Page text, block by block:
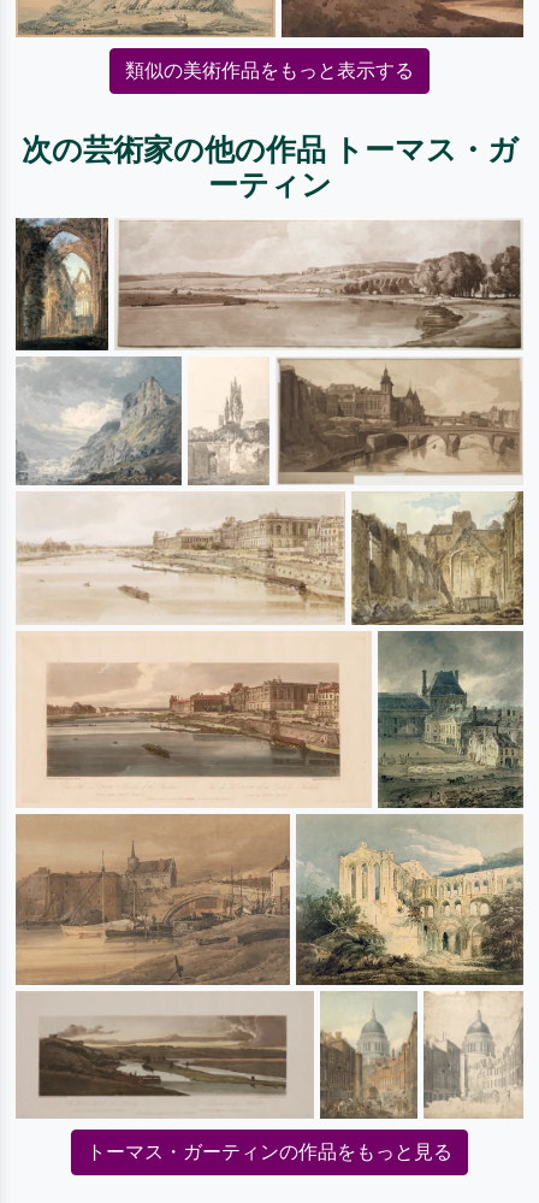
類似の美術作品をもっと表示する
次の芸術家の他の作品 トーマス・ガ
ーティン
トーマス・ガーティンの作品をもっと見る